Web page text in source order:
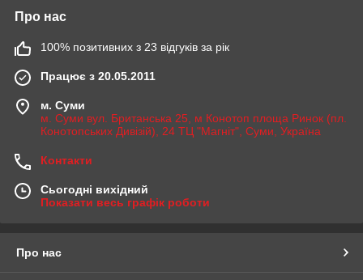
Про нас
100% позитивних з 23 відгуків за рік
Працює з 20.05.2011
м. Суми
м. Суми вул. Британська 25, м Конотоп площа Ринок (пл.
Конотопських Дивізій), 24 ТЦ "Магніт", Суми, Україна
Контакти
Сьогодні вихідний
Показати весь графік роботи
Про нас